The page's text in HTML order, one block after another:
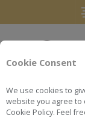
Cookie Consent
We use cookies to
website you agree to
Cookie Policy. Feel